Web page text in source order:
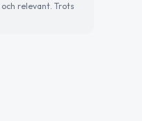
relevant. Trots